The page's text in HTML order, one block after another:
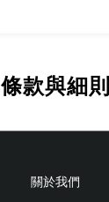
條款與細則
關於我們